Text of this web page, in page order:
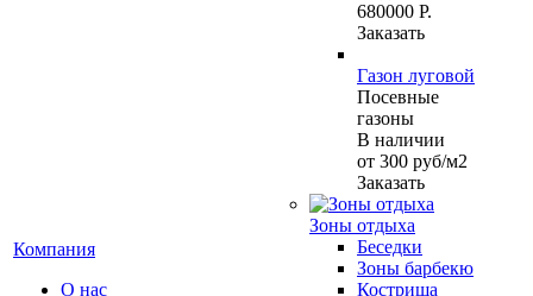
Компания
О нас
680000 Р.
Заказать
Газон луговой
Посевные
газоны
В наличии
от 300 руб/м2
Заказать
Зоны отдыха
Беседки
Зоны барбекю
Кострища